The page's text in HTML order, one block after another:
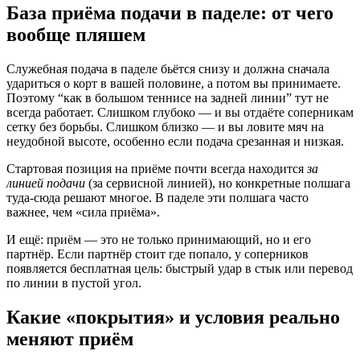
База приёма подачи в паделе: от чего
вообще пляшем
Служебная подача в паделе бьётся снизу и должна сначала
удариться о корт в вашей половине, а потом вы принимаете.
Поэтому “как в большом теннисе на задней линии” тут не
всегда работает. Слишком глубоко — и вы отдаёте соперникам
сетку без борьбы. Слишком близко — и вы ловите мяч на
неудобной высоте, особенно если подача срезанная и низкая.
Стартовая позиция на приёме почти всегда находитсяза
линией подачи (за сервисной линией), но конкретные полшага
туда-сюда решают многое. В паделе эти полшага часто
важнее, чем «сила приёма».
И ещё: приём — это не только принимающий, но и его
партнёр. Если партнёр стоит где попало, у соперников
появляется бесплатная цель: быстрый удар в стык или перевод
по линии в пустой угол.
Какие «покрытия» и условия реально
меняют приём